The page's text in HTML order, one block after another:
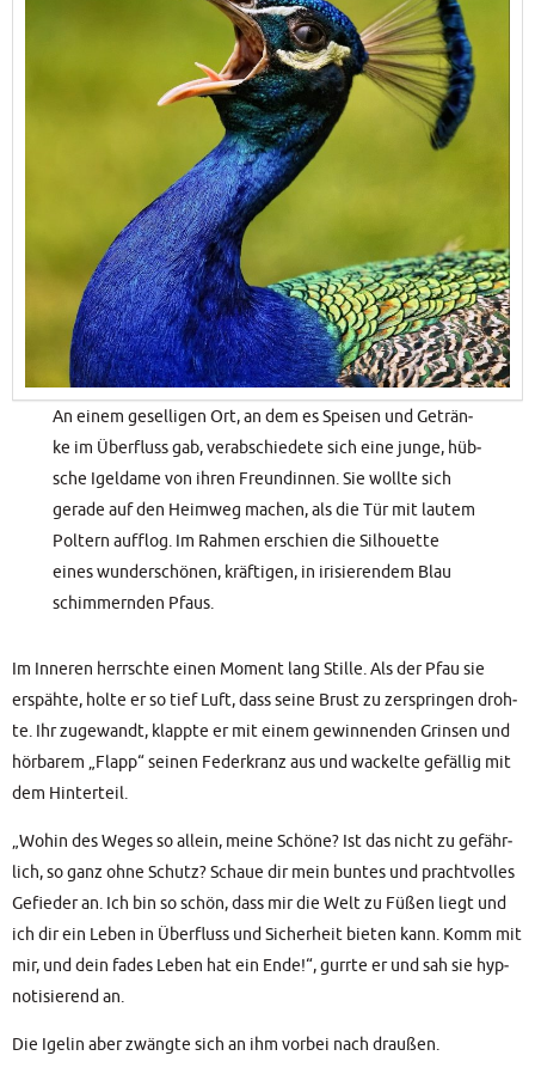
An einem gesel­li­gen Ort, an dem es Spei­sen und Geträn­
ke im Über­fluss gab, ver­ab­schie­de­te sich eine jun­ge, hüb­
sche Igel­da­me von ihren Freun­din­nen. Sie woll­te sich
gera­de auf den Heim­weg machen, als die Tür mit lau­tem
Pol­tern auf­flog. Im Rah­men erschien die Sil­hou­et­te
eines wun­der­schö­nen, kräf­ti­gen, in iri­sie­ren­dem Blau
schim­mern­den Pfaus.
Im Inne­ren herrsch­te einen Moment lang Stil­le. Als der Pfau sie
erspäh­te, hol­te er so tief Luft, dass sei­ne Brust zu zer­sprin­gen droh­
te. Ihr zuge­wandt, klapp­te er mit einem gewin­nen­den Grin­sen und
hör­ba­rem „Flapp“ sei­nen Feder­kranz aus und wackel­te gefäl­lig mit
dem Hinterteil.
„Wohin des Weges so allein, mei­ne Schö­ne? Ist das nicht zu gefähr­
lich, so ganz ohne Schutz? Schaue dir mein bun­tes und pracht­vol­les
Gefie­der an. Ich bin so schön, dass mir die Welt zu Füßen liegt und
ich dir ein Leben in Über­fluss und Sicher­heit bie­ten kann. Komm mit
mir, und dein fades Leben hat ein Ende!“, gurr­te er und sah sie hyp­
no­ti­sie­rend an.
Die Ige­lin aber zwäng­te sich an ihm vor­bei nach draußen.